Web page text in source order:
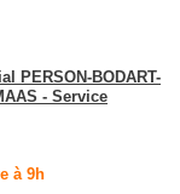
PERSON-BODART-
- Service
à 9h